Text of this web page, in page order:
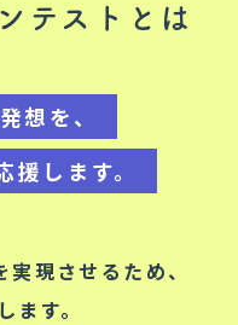
テストとは
想を、
します。
現させるため、
す。